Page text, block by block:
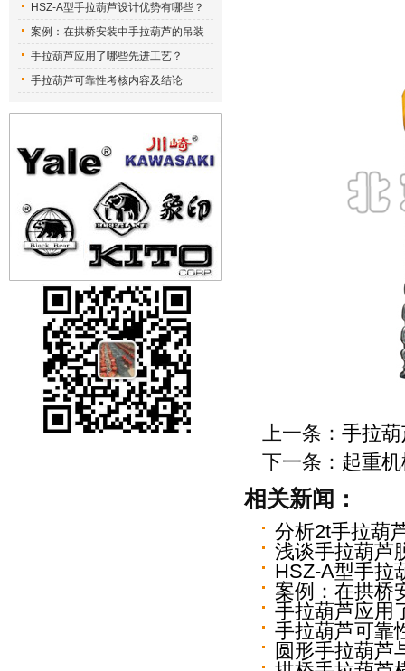
上一条： 手拉
下一条： 起重机
相关新闻：
分析2t手拉葫
浅谈手拉葫芦
HSZ-A型手拉
案例：在拱桥
手拉葫芦应用
手拉葫芦可靠
圆形手拉葫芦
HSZ-A型手拉葫芦设计优势有哪些？
案例：在拱桥安装中手拉葫芦的吊装
手拉葫芦应用了哪些先进工艺？
手拉葫芦可靠性考核内容及结论